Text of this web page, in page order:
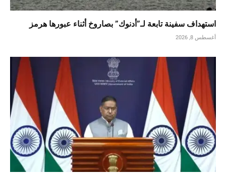
استهداف سفينة تابعة لـ”أدنوك” بصاروخ أثناء عبورها هرمز
أغسطس 8, 2026